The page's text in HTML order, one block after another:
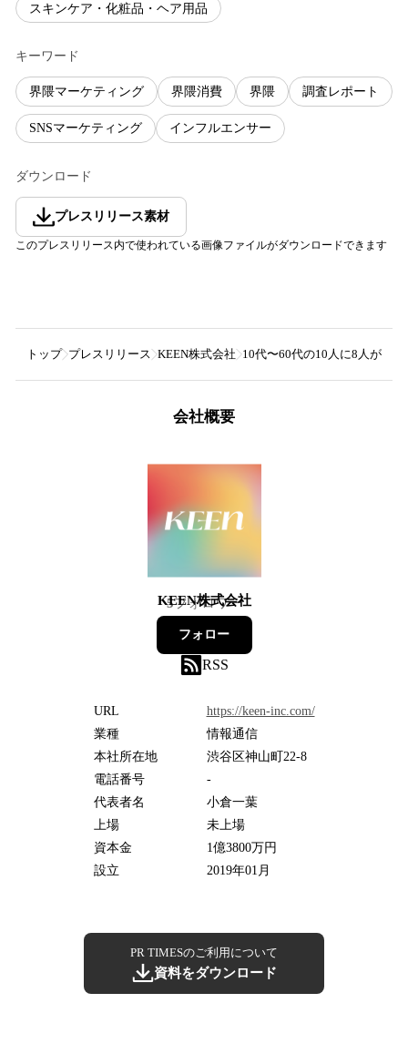
スキンケア・化粧品・ヘア用品
キーワード
界隈マーケティング 界隈消費 界隈 調査レポート
SNSマーケティング インフルエンサー
ダウンロード
プレスリリース素材
このプレスリリース内で使われている画像ファイルがダウンロードできます
トップ プレスリリース KEEN株式会社 10代〜60代の10人に8人が「
会社概要
KEEN株式会社
5フォロワー
フォロー
RSS
URL
https://keen-inc.com/
業種
情報通信
本社所在地
渋谷区神山町22-8
電話番号
-
代表者名
小倉一葉
上場
未上場
資本金
1億3800万円
設立
2019年01月
PR TIMESのご利用について
資料をダウンロード